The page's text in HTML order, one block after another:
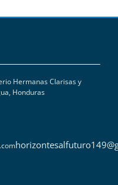
Hermanas Clarisas y
Honduras